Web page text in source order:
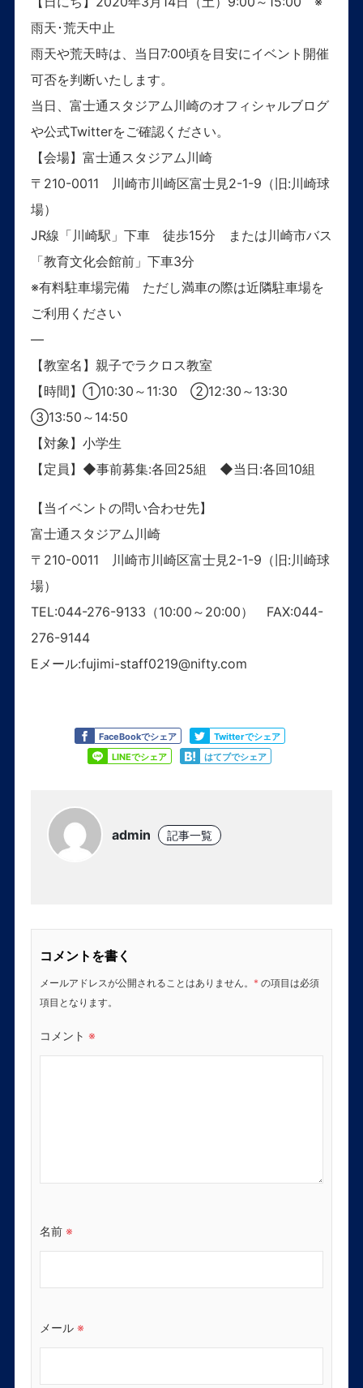
雨天･荒天中止
雨天や荒天時は、当日7:00頃を目安にイベント開催
可否を判断いたします。
当日、富士通スタジアム川崎のオフィシャルブログ
や公式Twitterをご確認ください。
【会場】富士通スタジアム川崎
〒210-0011 川崎市川崎区富士見2-1-9（旧:川崎球
場）
JR線「川崎駅」下車 徒歩15分 または川崎市バス
「教育文化会館前」下車3分
※有料駐車場完備 ただし満車の際は近隣駐車場を
ご利用ください
—
【教室名】親子でラクロス教室
【時間】①10:30～11:30 ②12:30～13:30
③13:50～14:50
【対象】小学生
【定員】◆事前募集:各回25組 ◆当日:各回10組
【当イベントの問い合わせ先】
富士通スタジアム川崎
〒210-0011 川崎市川崎区富士見2-1-9（旧:川崎球
場）
TEL:044-276-9133（10:00～20:00） FAX:044-
276-9144
Eメール:fujimi-staff0219@nifty.com
FaceBookでシェア
Like Twitterでシェア
Tweet
LINEでシェア
Share はてブでシェア
Share
admin 記事一覧
コメントを書く
メールアドレスが公開されることはありません。 * の項目は必須
項目となります。
コメント ※
名前 ※
メール ※